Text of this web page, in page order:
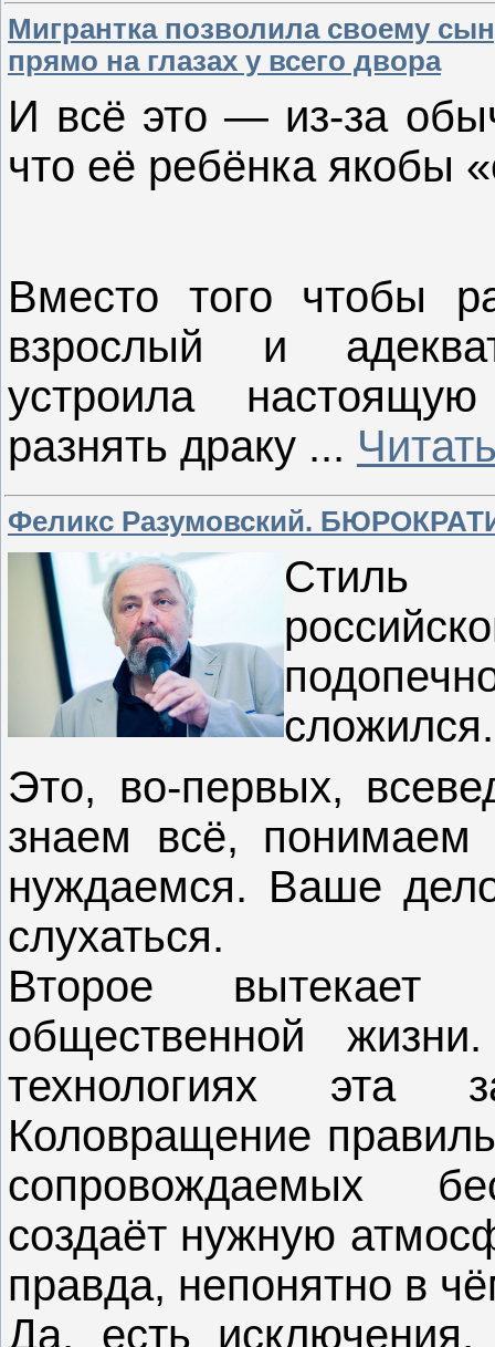
Мигрантка позволила своему
прямо на глазах у всего двора
И всё это — из-за
что её ребёнка якобы
Вместо того чтобы
взрослый и
устроила
разнять драку ...
Феликс Разумовский.
Стиль
сложился.
Это, во-первых,
знаем всё,
нуждаемся. Ваше
слухаться.
Второе вытекает
общественной
технологиях эта
Коловращение
сопровождаемых
создаёт нужную
правда, непонятно в
Да, есть